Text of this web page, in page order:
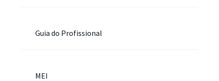
Guia do Profissional
MEI